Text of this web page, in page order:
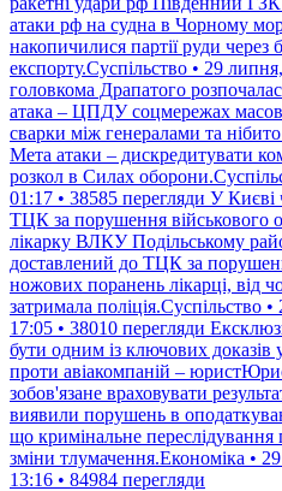
атаки рф на судна в Чорному
накопичилися партії руди через
експорту.Суспільство • 29
головкома Драпатого
атака – ЦПДУ соцмережах
сварки між генералами та
Мета атаки – дискредитувати
розкол в Силах
01:17 • 38585 перегляди У Києві
ТЦК за порушення військового
лікарку ВЛКУ Подільському
доставлений до ТЦК за
ножових поранень лікарці, від
затримала поліція.Суспільство
17:05 • 38010 перегляди
бути одним із ключових
проти авіакомпаній –
зобов'язане враховувати
виявили порушень в
що кримінальне переслідування
зміни тлумачення.Економіка •
13:16 • 84984 перегляди